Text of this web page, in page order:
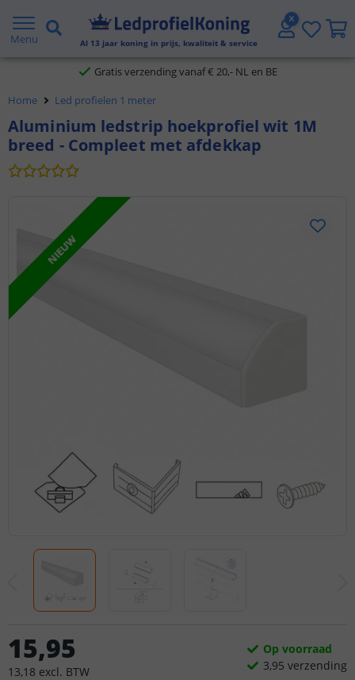
Menu Al 13 jaar koning in prijs, kwaliteit & service
2 jaar garantie
Gratis verzending vanaf € 20,- NL en BE
Klantbeoordeling 9.1
Voor 23:45 uur besteld,morgen in huis
Home Led profielen 1 meter
Aluminium ledstrip hoekprofiel wit 1M
breed - Compleet met afdekkap
NIEUW
15,95
13,18 excl. BTW
Op voorraad
3,95 verzending